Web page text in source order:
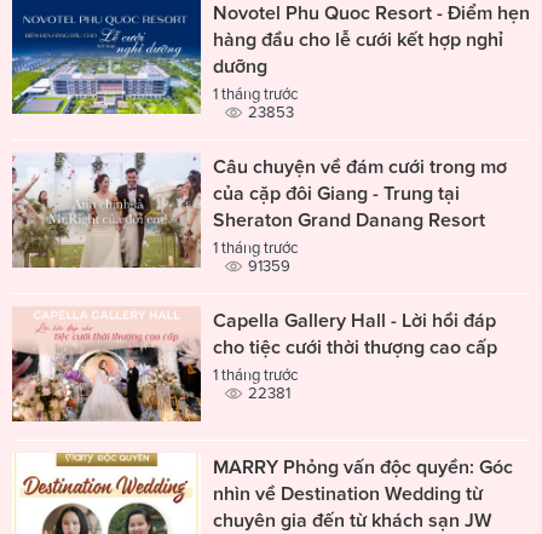
Novotel Phu Quoc Resort - Điểm hẹn
hàng đầu cho lễ cưới kết hợp nghỉ
dưỡng
1 tháng trước
23853
Câu chuyện về đám cưới trong mơ
của cặp đôi Giang - Trung tại
Sheraton Grand Danang Resort
1 tháng trước
91359
Capella Gallery Hall - Lời hồi đáp
cho tiệc cưới thời thượng cao cấp
1 tháng trước
22381
MARRY Phỏng vấn độc quyền: Góc
nhìn về Destination Wedding từ
chuyên gia đến từ khách sạn JW